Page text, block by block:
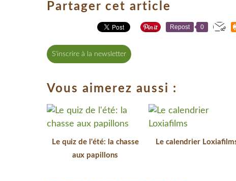
Partager cet article
Repost 0
S'inscrire à la newsletter
Vous aimerez aussi :
Le quiz de l'été: la chasse
aux papillons
Le calendrier